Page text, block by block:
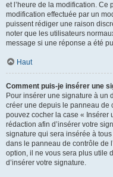
et l’heure de la modification. Ce
modification effectuée par un
puissent rédiger une raison
noter que les utilisateurs
message si une réponse a été
Haut
Comment puis-je insérer une
Pour insérer une signature à un
créer une depuis le panneau de
pouvez cocher la case « Insérer
rédaction afin d’insérer votre
signature qui sera insérée à
dans le panneau de contrôle de
option, il ne vous sera plus utile
d’insérer votre signature.